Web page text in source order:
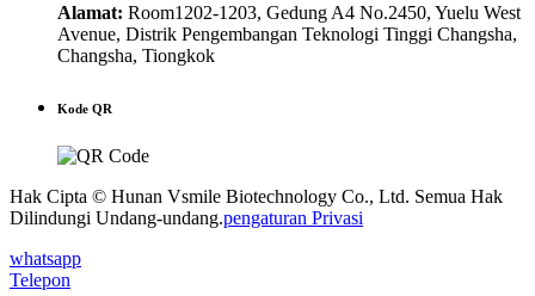
Alamat: Room1202-1203, Gedung A4 No.2450, Yuelu West
Avenue, Distrik Pengembangan Teknologi Tinggi Changsha,
Changsha, Tiongkok
Kode QR
Hak Cipta © Hunan Vsmile Biotechnology Co., Ltd. Semua Hak
Dilindungi Undang-undang.pengaturan Privasi
whatsapp
Telepon